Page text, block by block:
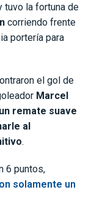
tuvo la fortuna de
corriendo frente
portería para
el gol de
Marcel
remate suave
al
.
6 puntos,
solamente un